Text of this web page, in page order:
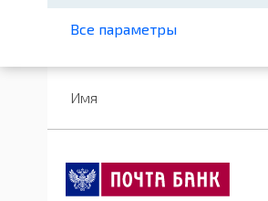
Все параметры
Имя